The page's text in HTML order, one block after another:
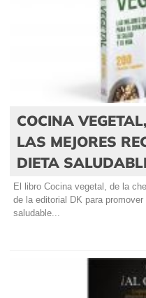
COCINA
LAS MEJORES
DIETA
El libro Cocina vegetal, de la
de la editorial DK para
saludable...